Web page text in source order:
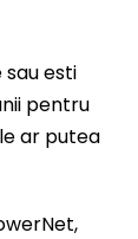
sau esti
pentru
ar putea